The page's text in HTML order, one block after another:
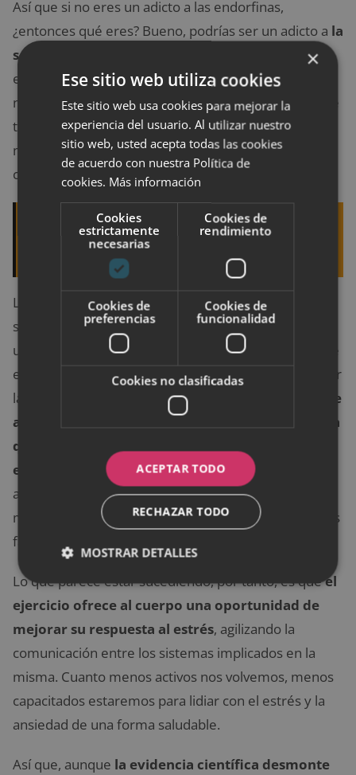
Así que si no eres un adicto a las endorfinas,
¿entonces qué eres? Bueno, podrías ser un adicto a la
serotonina o a la norepinefrina
. Cuando haces
ejercicio, tu cerebro aumenta la producción de estos
neurotransmisores, que envían mensajes a través de
tu sistema nervioso. En el caso del ejercicio, esos
mensajes podrían ser algo parecido a: «¡Estás
corriendo! Esto es increíble! ¡Anímate!»
Quizá te interese leer:
5 ejercicios para pecho
con los que conseguir un escote envidiable
Los estudios han vinculado los bajos niveles de
serotonina y norepinefrina con la depresión, que es
un vínculo mucho más sólido con los sentimientos de
euforia post-entrenamiento que el que pueden tener
las endorfinas. Y no es sólo que
el ejercicio conduce
a un aumento de la serotonina y la norepinefrina
que puede, a su vez, reducir la depresión y el
estrés
, sino que el ejercicio de por sí ya puede
ayudar a prevenir la depresión y la ansiedad al
mejorar la capacidad del cuerpo para responder a los
factores de estrés,.
Lo que parece estar sucediendo, por tanto, es queel
ejercicio ofrece al cuerpo una oportunidad de
mejorar su respuesta al estrés, agilizando la
comunicación entre los sistemas implicados en la
misma. Cuanto menos activos nos volvemos, menos
capacitados estaremos para lidiar con el estrés y la
ansiedad de una forma saludable.
Así que, aunque la evidencia científica desmonte
×
Ese sitio web utiliza cookies
Este sitio web usa cookies para mejorar la
experiencia del usuario. Al utilizar nuestro
sitio web, usted acepta todas las cookies
de acuerdo con nuestra Política de
cookies. Más información
Cookies
estrictamente
necesarias
Cookies de
rendimiento
Cookies de
preferencias
Cookies de
funcionalidad
Cookies no clasificadas
ACEPTAR TODO
RECHAZAR TODO
MOSTRAR DETALLES